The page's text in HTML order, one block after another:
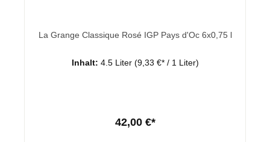
La Grange Classique Rosé IGP Pays d'Oc 6x0,75 l
Inhalt: 4.5 Liter (9,33 €* / 1 Liter)
42,00 €*